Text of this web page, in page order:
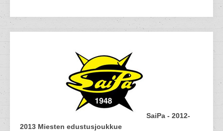
SaiPa - 2012-
2013 Miesten edustusjoukkue